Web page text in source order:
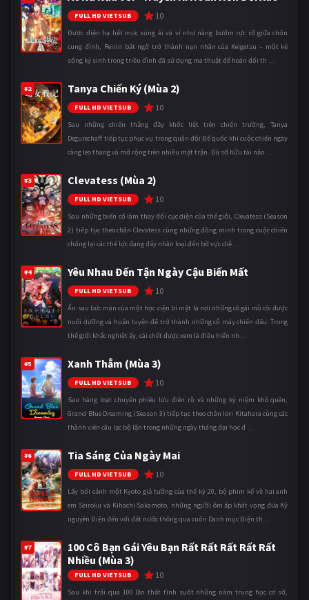
FULL HD VIETSUB 10
Được điện hạ hết mực sủng ái và ví như nàng bướm rực rỡ giữa chốn
cung đình, Reirin bất ngờ trở thành nạn nhân của Keigetsu – một kẻ
sống ký sinh trong triều đình đã sử dụng ma thuật để hoán đổi th ...
#2 Tanya Chiến Ký (Mùa 2)
FULL HD VIETSUB 10
Sau những chiến thắng đầy khốc liệt trên chiến trường, Tanya
Degurechaff tiếp tục phục vụ trong quân đội Đế quốc khi cuộc chiến ngày
càng leo thang và mở rộng trên nhiều mặt trận. Dù sở hữu tài năn ...
#3 Clevatess (Mùa 2)
FULL HD VIETSUB 10
Sau những biến cố làm thay đổi cục diện của thế giới, Clevatess (Season
2) tiếp tục theo chân Clevatess cùng những đồng minh trong cuộc chiến
chống lại các thế lực đang đẩy nhân loại đến bờ vực diệ ...
#4 Yêu Nhau Đến Tận Ngày Cậu Biến Mất
FULL HD VIETSUB 10
Ẩn sau bức màn của một học viện bí mật là nơi những cô gái mồ côi được
nuôi dưỡng và huấn luyện để trở thành những cỗ máy chiến đấu. Trong
thế giới khắc nghiệt ấy, cái chết được xem là điều hiển nh ...
#5 Xanh Thẳm (Mùa 3)
FULL HD VIETSUB 10
Sau hàng loạt chuyến phiêu lưu điên rồ và những kỷ niệm khó quên,
Grand Blue Dreaming (Season 3) tiếp tục theo chân Iori Kitahara cùng các
thành viên câu lạc bộ lặn trong những ngày tháng đại học đ ...
#6 Tia Sáng Của Ngày Mai
FULL HD VIETSUB 10
Lấy bối cảnh một Kyoto giả tưởng của thế kỷ 20, bộ phim kể về hai anh
em Seiroku và Kihachi Sakamoto, những người ôm ấp khát vọng đưa Kỷ
nguyên Điện đến với đất nước thông qua cuốn Danh mục Điện th ...
#7
100 Cô Bạn Gái Yêu Bạn Rất Rất Rất Rất Rất
Nhiều (Mùa 3)
FULL HD VIETSUB 10
Sau khi trải qua 100 lần thất tình suốt những năm trung học cơ sở,